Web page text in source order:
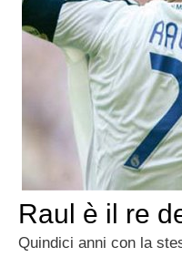
Raul è il re
Quindici anni con la